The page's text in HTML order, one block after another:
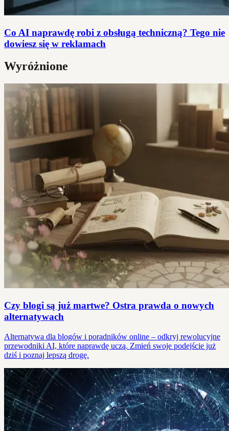
Co AI naprawdę robi z obsługą techniczną? Tego nie
dowiesz się w reklamach
Wyróżnione
Czy blogi są już martwe? Ostra prawda o nowych
alternatywach
Alternatywa dla blogów i poradników online – odkryj rewolucyjne
przewodniki AI, które naprawdę uczą. Zmień swoje podejście już
dziś i poznaj lepszą drogę.